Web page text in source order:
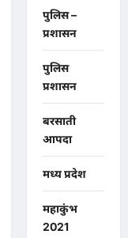
पुलिस –
प्रशासन
पुलिस
प्रशासन
बरसाती
आपदा
मध्य प्रदेश
महाकुंभ
2021